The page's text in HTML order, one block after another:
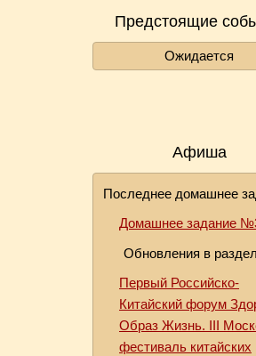
Предстоящие
Ожидается
Афиша
Последнее домашнее
Домашнее задание
Обновления в
Первый Российско-
Китайский форум
Образ Жизнь. III
фестиваль китайских